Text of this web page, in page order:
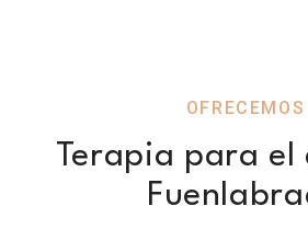
OFRECEMOS
Terapia para el